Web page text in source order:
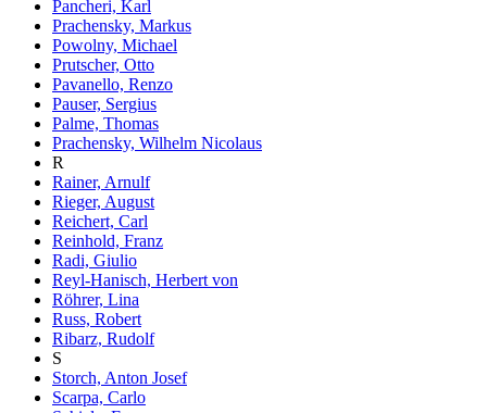
Pancheri, Karl
Prachensky, Markus
Powolny, Michael
Prutscher, Otto
Pavanello, Renzo
Pauser, Sergius
Palme, Thomas
Prachensky, Wilhelm Nicolaus
R
Rainer, Arnulf
Rieger, August
Reichert, Carl
Reinhold, Franz
Radi, Giulio
Reyl-Hanisch, Herbert von
Röhrer, Lina
Russ, Robert
Ribarz, Rudolf
S
Storch, Anton Josef
Scarpa, Carlo